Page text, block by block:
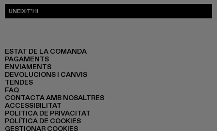
UNEIX-T’HI
ESTAT DE LA COMANDA
PAGAMENTS
ENVIAMENTS
DEVOLUCIONS I CANVIS
TENDES
FAQ
CONTACTA AMB NOSALTRES
ACCESSIBILITAT
POLITICA DE PRIVACITAT
POLÍTICA DE COOKIES
GESTIONAR COOKIES